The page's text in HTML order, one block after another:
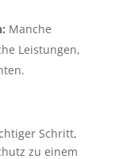
Manche
Leistungen,
Schritt,
zu einem